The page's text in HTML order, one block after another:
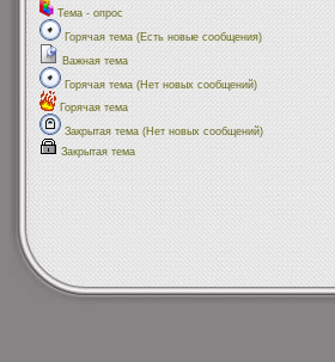
Тема - опрос
Горячая тема (Есть новые сообщения)
Важная тема
Горячая тема (Нет новых сообщений)
Горячая тема
Закрытая тема (Нет новых сообщений)
Закрытая тема